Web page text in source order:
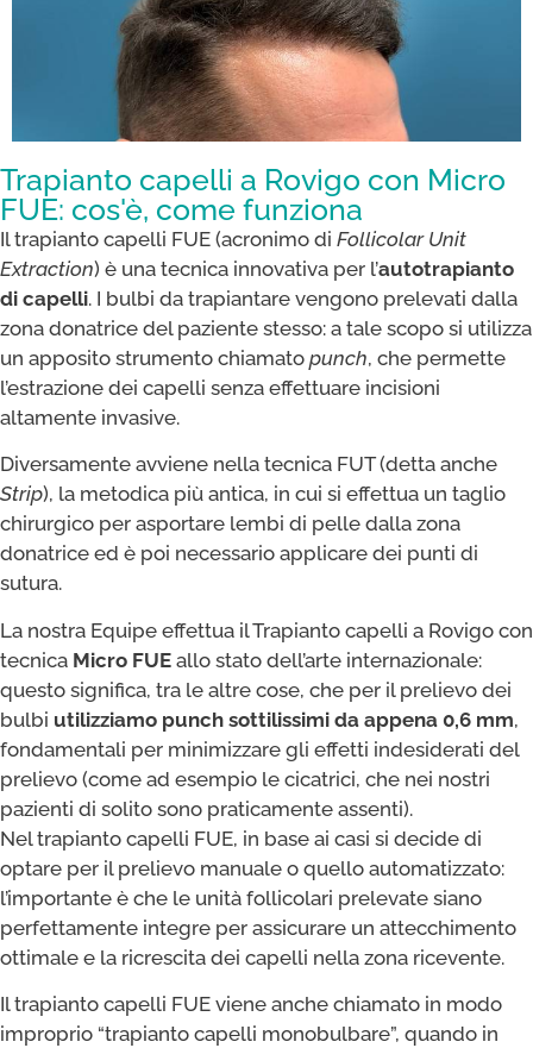
Trapianto capelli a Rovigo con Micro
FUE: cos'è, come funziona
Il trapianto capelli FUE (acronimo di Follicolar Unit
Extraction) è una tecnica innovativa per l’autotrapianto
di capelli. I bulbi da trapiantare vengono prelevati dalla
zona donatrice del paziente stesso: a tale scopo si utilizza
un apposito strumento chiamato punch, che permette
l’estrazione dei capelli senza effettuare incisioni
altamente invasive.
Diversamente avviene nella tecnica FUT (detta anche
Strip), la metodica più antica, in cui si effettua un taglio
chirurgico per asportare lembi di pelle dalla zona
donatrice ed è poi necessario applicare dei punti di
sutura.
La nostra Equipe effettua il Trapianto capelli a Rovigo con
tecnica Micro FUE allo stato dell’arte internazionale:
questo significa, tra le altre cose, che per il prelievo dei
bulbi utilizziamo punch sottilissimi da appena 0,6 mm,
fondamentali per minimizzare gli effetti indesiderati del
prelievo (come ad esempio le cicatrici, che nei nostri
pazienti di solito sono praticamente assenti).
Nel trapianto capelli FUE, in base ai casi si decide di
optare per il prelievo manuale o quello automatizzato:
l’importante è che le unità follicolari prelevate siano
perfettamente integre per assicurare un attecchimento
ottimale e la ricrescita dei capelli nella zona ricevente.
​Il trapianto capelli FUE viene anche chiamato in modo
improprio “trapianto capelli monobulbare”, quando in